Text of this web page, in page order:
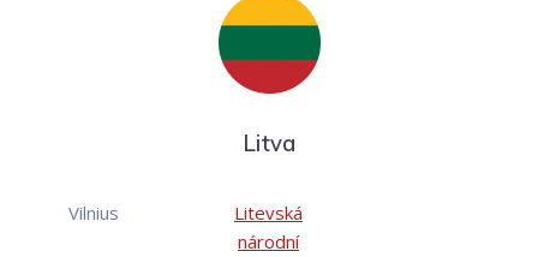
Litva
Vilnius
Litevská
národní